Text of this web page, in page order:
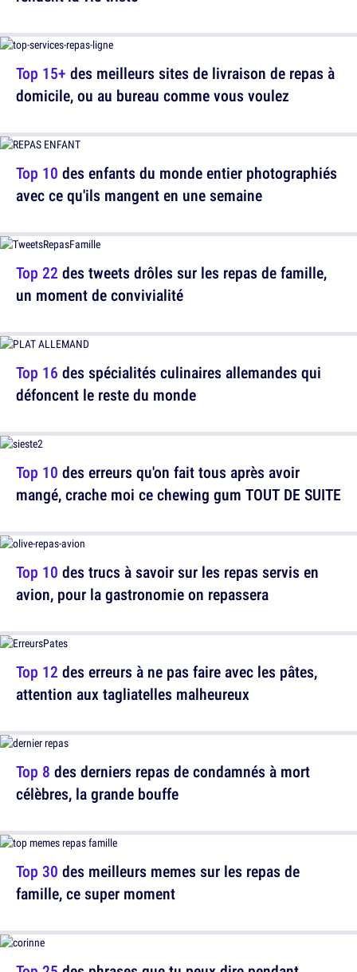
Top 10 des enfants du monde entier photographiés
avec ce qu'ils mangent en une semaine
Top 16 des spécialités culinaires allemandes qui
défoncent le reste du monde
Top 10 des trucs à savoir sur les repas servis en
avion, pour la gastronomie on repassera
Top 8 des derniers repas de condamnés à mort
célèbres, la grande bouffe
Top 15+ des meilleurs sites de livraison de repas à
domicile, ou au bureau comme vous voulez
Top 22 des tweets drôles sur les repas de famille,
un moment de convivialité
Top 10 des erreurs qu'on fait tous après avoir
mangé, crache moi ce chewing gum TOUT DE SUITE
Top 12 des erreurs à ne pas faire avec les pâtes,
attention aux tagliatelles malheureux
Top 30 des meilleurs memes sur les repas de
famille, ce super moment